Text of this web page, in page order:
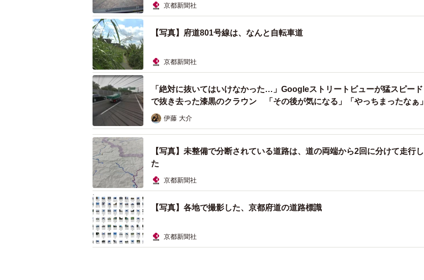
京都新聞社
【写真】府道801号線は、なんと自転車道
京都新聞社
「絶対に抜いてはいけなかった…」Googleストリートビューが猛スピード
で抜き去った漆黒のクラウン 「その後が気になる」「やっちまったなぁ」
伊藤 大介
【写真】未整備で分断されている道路は、道の両端から2回に分けて走行し
た
京都新聞社
【写真】各地で撮影した、京都府道の道路標識
京都新聞社